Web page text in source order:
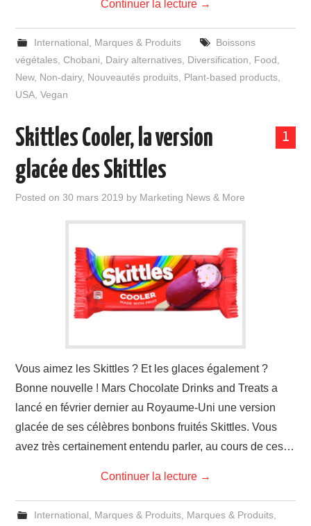
Continuer la lecture →
International Marques & Produits
Boissons
végétales ,Chobani Dairy alternatives Diversification Food
New, Non-dairy, Nouveautés produits Plant-based products
USA ,Vegan
1
Skittles Cooler, la version
glacée des Skittles
Posted on30 mars 2019 by Marketing News & More
Vous aimez les Skittles ? Et les glaces également ?
Bonne nouvelle ! Mars Chocolate Drinks and Treats a
lancé en février dernier au Royaume-Uni une version
glacée de ses célèbres bonbons fruités Skittles. Vous
avez très certainement entendu parler, au cours de ces…
Continuer la lecture →
International Marques & Produits, Marques & Produits,